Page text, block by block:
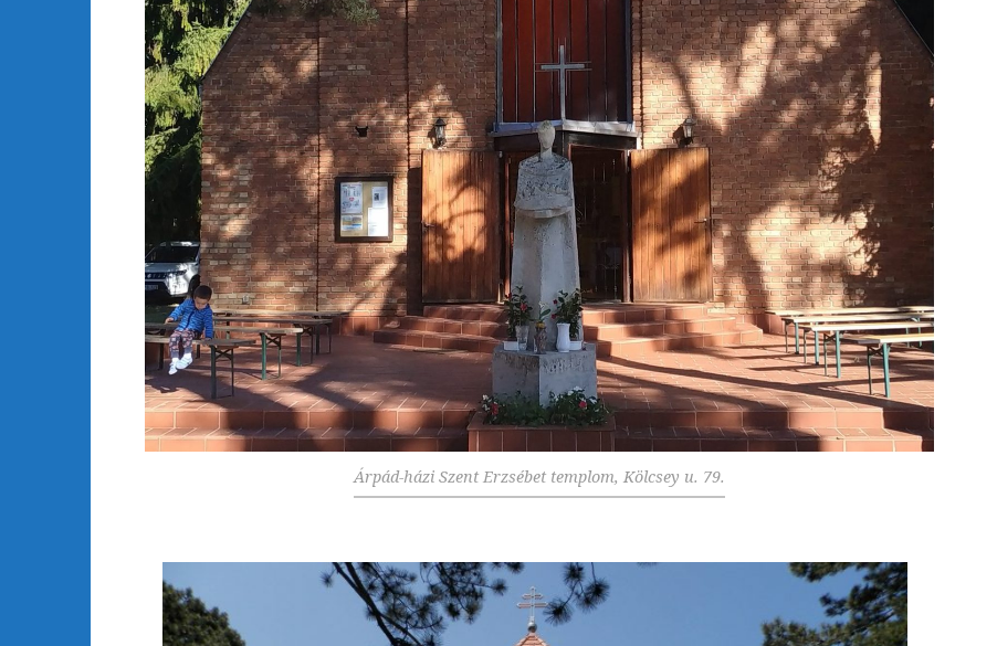
Árpád-házi Szent Erzsébet templom, Kölcsey u. 79.